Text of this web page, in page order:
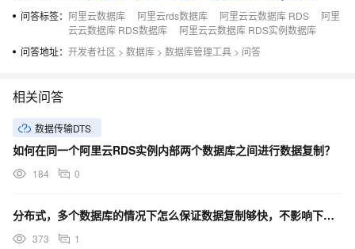
问答标签： 阿里云数据库 阿里云rds数据库 阿里云云数据库 RDS
阿里
云云数据库 RDS数据库
阿里云云数据库 RDS实例数据库
问答地址： 开发者社区 > 数据库 > 数据库管理工具 > 问答
相关问答
数据传输DTS
如何在同一个阿里云RDS实例内部两个数据库之间进行数据复制？
184 0
分布式，多个数据库的情况下怎么保证数据复制够快，不影响下单的时候查库存是准确的？加锁就慢了？
373 1